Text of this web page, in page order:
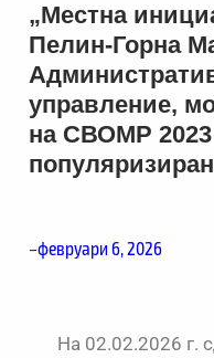
„Местна
Пелин-Горна
управление,
на СВОМР 2023
–февруари 6, 2026
На 02.02.2026 г.